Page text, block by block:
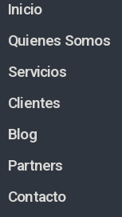
Inicio
Quienes Somos
Servicios
Clientes
Blog
Partners
Contacto